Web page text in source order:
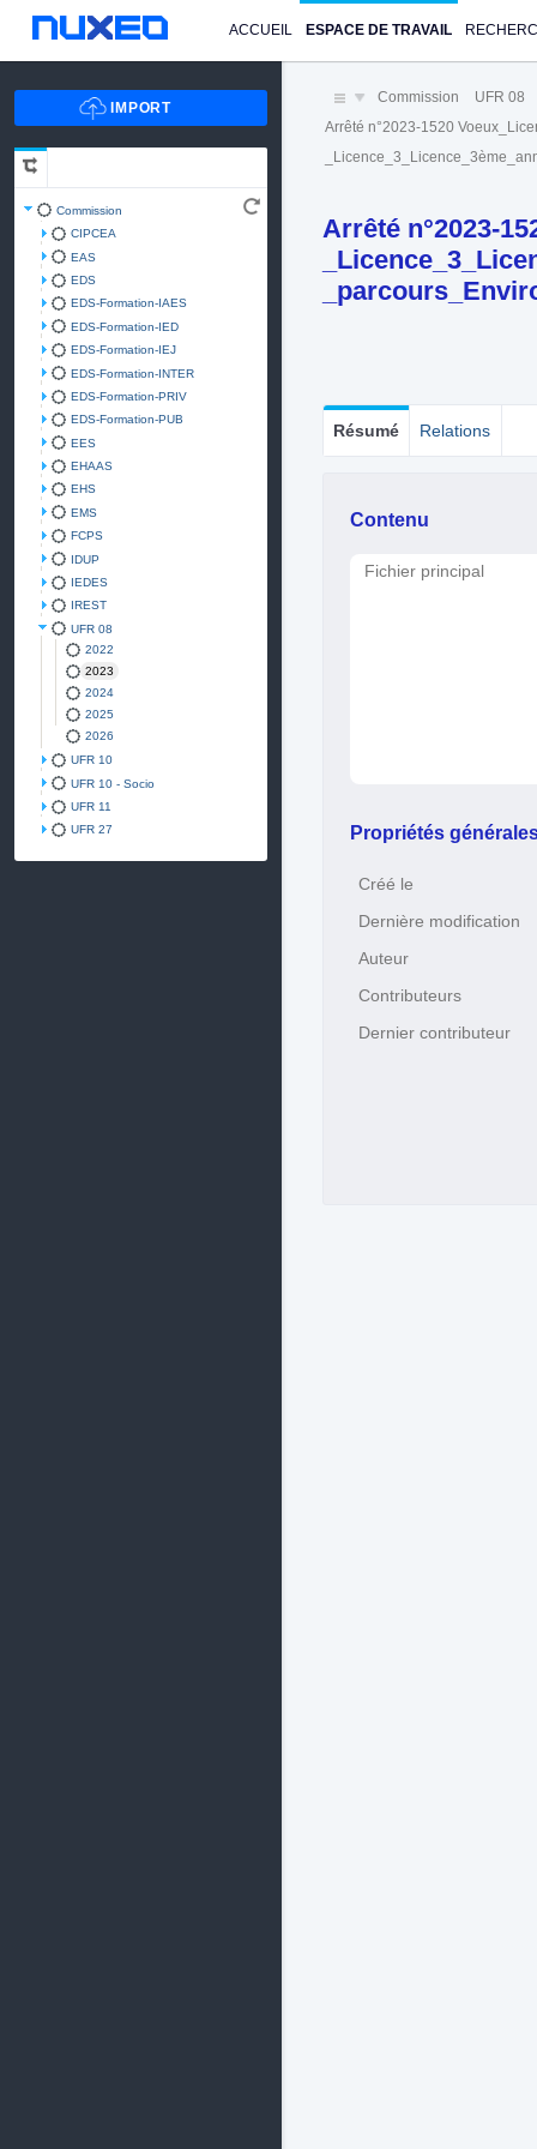
ACCUEIL ESPACE DE TRAVAIL
Commission
CIPCEA
EAS
EDS
EDS-Formation-IAES
EDS-Formation-IED
EDS-Formation-IEJ
EDS-Formation-INTER
EDS-Formation-PRIV
EDS-Formation-PUB
EES
EHAAS
EHS
EMS
FCPS
IDUP
IEDES
IREST
UFR 08
2022
2023
2024
2025
2026
UFR 10
UFR 10 - Socio
UFR 11
UFR 27
Commission UFR 08
Arrêté n°2023-1520
Arrêté n°2023-
Résumé Relations
Contenu
Fichier principal
Propriétés
Créé le
Dernière modification
Auteur
Contributeurs
Dernier contributeur